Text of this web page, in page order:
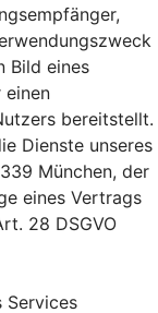
Bild eines
einen
bereitstellt.
Dienste unseres
München, der
eines Vertrags
28 DSGVO
Services